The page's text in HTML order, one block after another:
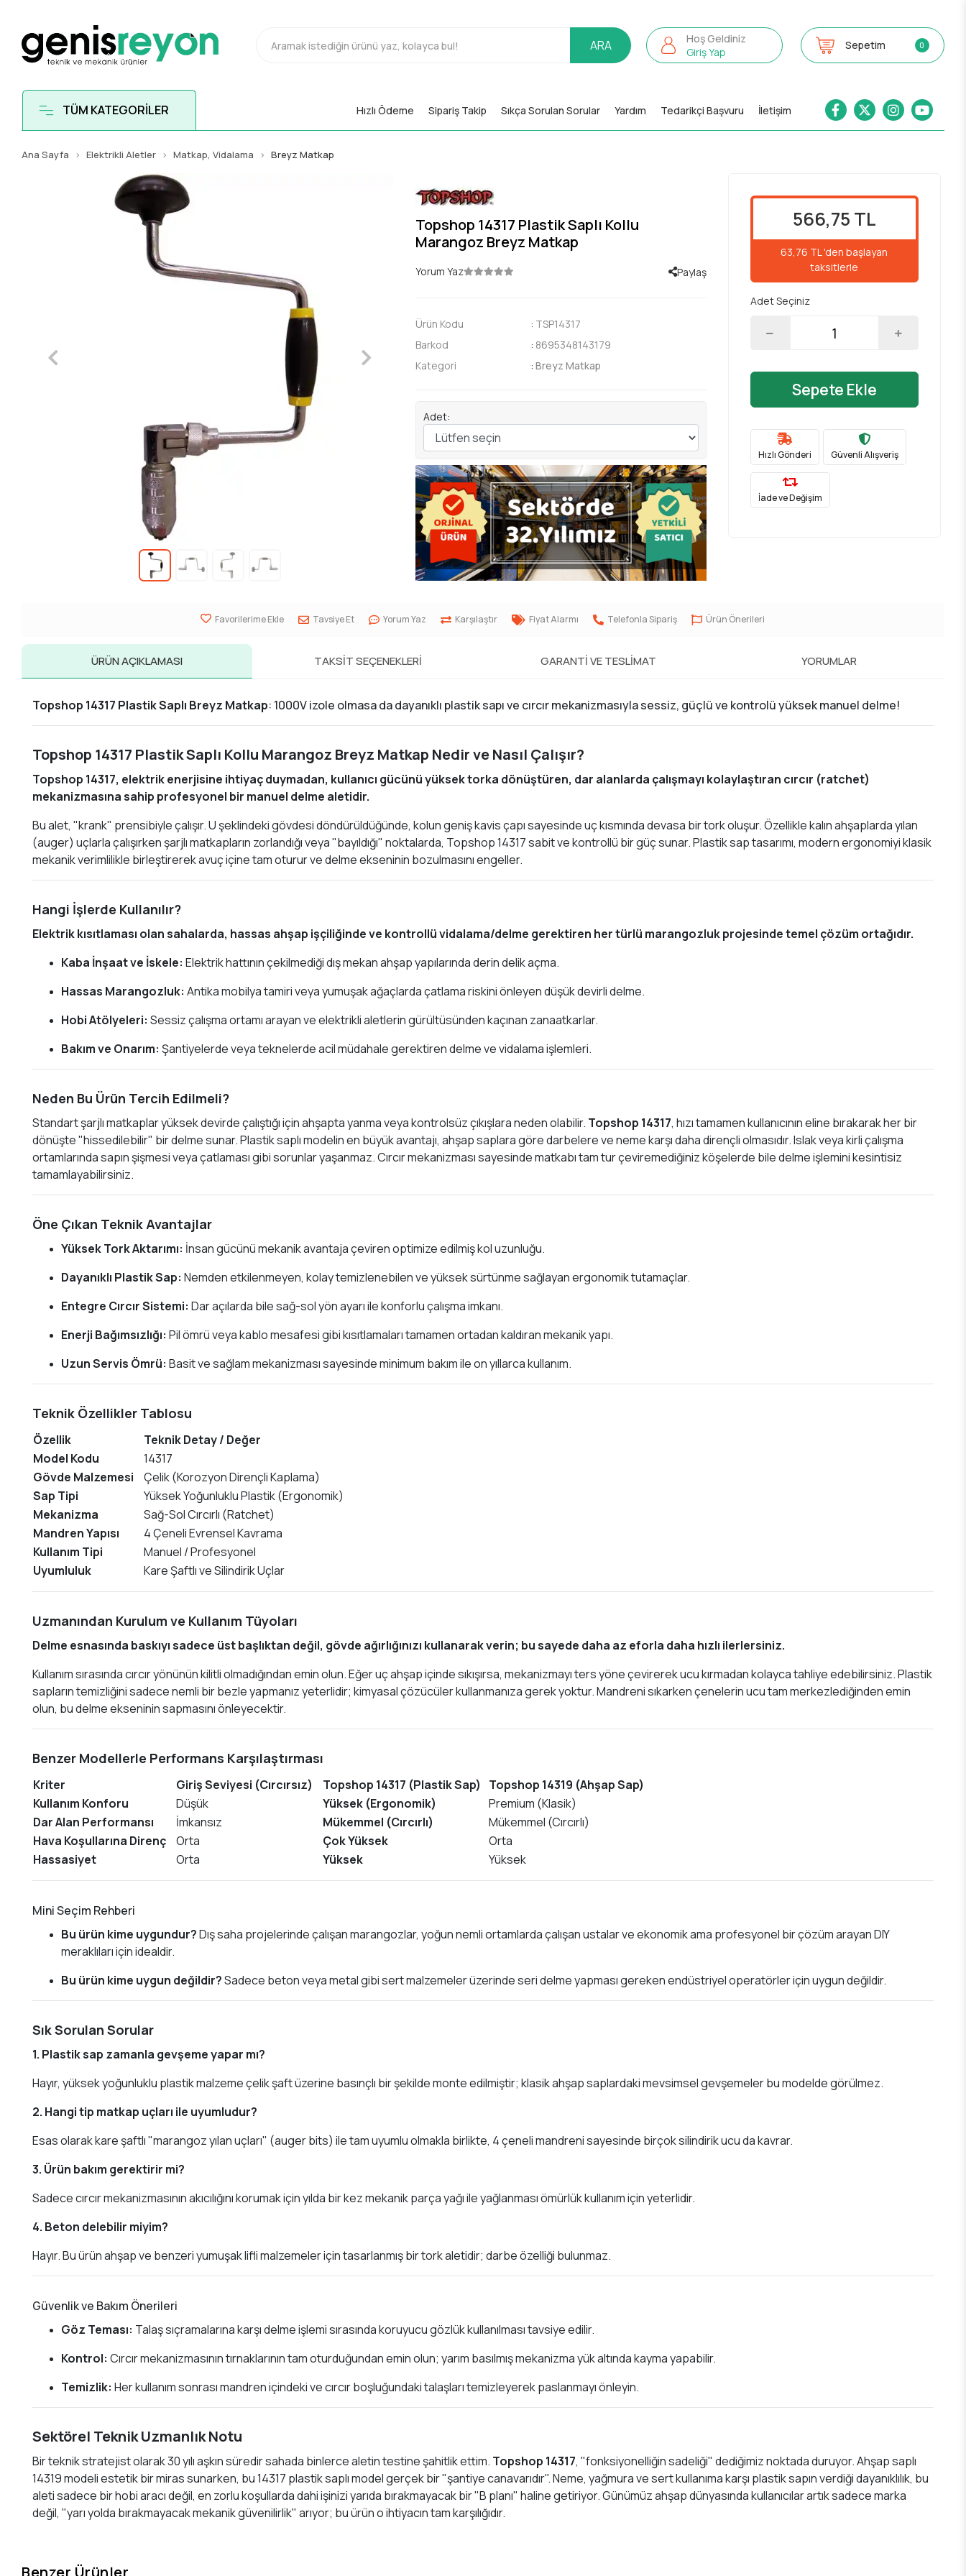
ARA
Hoş Geldiniz
Giriş Yap
Sepetim 0
TÜM KATEGORİLER Hızlı Ödeme Sipariş Takip Sıkça Sorulan Sorular Yardım Tedarikçi Başvuru İletişim
Ana Sayfa Elektrikli Aletler Matkap, Vidalama Breyz Matkap
Topshop 14317 Plastik Saplı Kollu
Marangoz Breyz Matkap
Yorum Yaz Paylaş
Ürün Kodu : TSP14317
Barkod
: 8695348143179
Kategori
:Breyz Matkap
Adet:
566,75 TL
63,76 TL 'den başlayan
taksitlerle
Adet Seçiniz
Sepete Ekle
Hızlı Gönderi Güvenli Alışveriş
İade ve Değişim
Favorilerime Ekle Tavsiye Et Yorum Yaz Karşılaştır Fiyat Alarmı Telefonla Sipariş Ürün Önerileri
ÜRÜN AÇIKLAMASI TAKSIT SEÇENEKLERI GARANTI VE TESLIMAT YORUMLAR
Topshop 14317 Plastik Saplı Breyz Matkap: 1000V izole olmasa da dayanıklı plastik sapı ve cırcır mekanizmasıyla sessiz, güçlü ve kontrolü yüksek manuel delme!
Topshop 14317 Plastik Saplı Kollu Marangoz Breyz Matkap Nedir ve Nasıl Çalışır?
Topshop 14317, elektrik enerjisine ihtiyaç duymadan, kullanıcı gücünü yüksek torka dönüştüren, dar alanlarda çalışmayı kolaylaştıran cırcır (ratchet)
mekanizmasına sahip profesyonel bir manuel delme aletidir.
Bu alet, "krank" prensibiyle çalışır. U şeklindeki gövdesi döndürüldüğünde, kolun geniş kavis çapı sayesinde uç kısmında devasa bir tork oluşur. Özellikle kalın ahşaplarda yılan
(auger) uçlarla çalışırken şarjlı matkapların zorlandığı veya "bayıldığı" noktalarda, Topshop 14317 sabit ve kontrollü bir güç sunar. Plastik sap tasarımı, modern ergonomiyi klasik
mekanik verimlilikle birleştirerek avuç içine tam oturur ve delme ekseninin bozulmasını engeller.
Hangi İşlerde Kullanılır?
Elektrik kısıtlaması olan sahalarda, hassas ahşap işçiliğinde ve kontrollü vidalama/delme gerektiren her türlü marangozluk projesinde temel çözüm ortağıdır.
Kaba İnşaat ve İskele: Elektrik hattının çekilmediği dış mekan ahşap yapılarında derin delik açma.
Hassas Marangozluk: Antika mobilya tamiri veya yumuşak ağaçlarda çatlama riskini önleyen düşük devirli delme.
Hobi Atölyeleri: Sessiz çalışma ortamı arayan ve elektrikli aletlerin gürültüsünden kaçınan zanaatkarlar.
Bakım ve Onarım: Şantiyelerde veya teknelerde acil müdahale gerektiren delme ve vidalama işlemleri.
Neden Bu Ürün Tercih Edilmeli?
Standart şarjlı matkaplar yüksek devirde çalıştığı için ahşapta yanma veya kontrolsüz çıkışlara neden olabilir. Topshop 14317, hızı tamamen kullanıcının eline bırakarak her bir
dönüşte "hissedilebilir" bir delme sunar. Plastik saplı modelin en büyük avantajı, ahşap saplara göre darbelere ve neme karşı daha dirençli olmasıdır. Islak veya kirli çalışma
ortamlarında sapın şişmesi veya çatlaması gibi sorunlar yaşanmaz. Cırcır mekanizması sayesinde matkabı tam tur çeviremediğiniz köşelerde bile delme işlemini kesintisiz
tamamlayabilirsiniz.
Öne Çıkan Teknik Avantajlar
Yüksek Tork Aktarımı: İnsan gücünü mekanik avantaja çeviren optimize edilmiş kol uzunluğu.
Dayanıklı Plastik Sap: Nemden etkilenmeyen, kolay temizlenebilen ve yüksek sürtünme sağlayan ergonomik tutamaçlar.
Entegre Cırcır Sistemi: Dar açılarda bile sağ-sol yön ayarı ile konforlu çalışma imkanı.
Enerji Bağımsızlığı: Pil ömrü veya kablo mesafesi gibi kısıtlamaları tamamen ortadan kaldıran mekanik yapı.
Uzun Servis Ömrü: Basit ve sağlam mekanizması sayesinde minimum bakım ile on yıllarca kullanım.
Teknik Özellikler Tablosu
Özellik
Teknik Detay / Değer
Model Kodu
14317
Gövde Malzemesi Çelik (Korozyon Dirençli Kaplama)
Sap Tipi
Yüksek Yoğunluklu Plastik (Ergonomik)
Mekanizma
Sağ-Sol Cırcırlı (Ratchet)
Mandren Yapısı
4 Çeneli Evrensel Kavrama
Kullanım Tipi
Manuel / Profesyonel
Uyumluluk
Kare Şaftlı ve Silindirik Uçlar
Uzmanından Kurulum ve Kullanım Tüyoları
Delme esnasında baskıyı sadece üst başlıktan değil, gövde ağırlığınızı kullanarak verin; bu sayede daha az eforla daha hızlı ilerlersiniz.
Kullanım sırasında cırcır yönünün kilitli olmadığından emin olun. Eğer uç ahşap içinde sıkışırsa, mekanizmayı ters yöne çevirerek ucu kırmadan kolayca tahliye edebilirsiniz. Plastik
sapların temizliğini sadece nemli bir bezle yapmanız yeterlidir; kimyasal çözücüler kullanmanıza gerek yoktur. Mandreni sıkarken çenelerin ucu tam merkezlediğinden emin
olun, bu delme ekseninin sapmasını önleyecektir.
Benzer Modellerle Performans Karşılaştırması
Kriter Giriş Seviyesi (Cırcırsız) Topshop 14317 (Plastik Sap)
Topshop 14319 (Ahşap Sap)
Kullanım Konforu
Düşük Yüksek (Ergonomik)
Premium (Klasik)
Dar Alan Performansı
İmkansız Mükemmel (Cırcırlı)
Mükemmel (Cırcırlı)
Hava Koşullarına Direnç Orta Çok Yüksek
Orta
Hassasiyet
Orta Yüksek Yüksek
Mini Seçim Rehberi
Bu ürün kime uygundur?Dış saha projelerinde çalışan marangozlar, yoğun nemli ortamlarda çalışan ustalar ve ekonomik ama profesyonel bir çözüm arayan DIY
meraklıları için idealdir.
Bu ürün kime uygun değildir?Sadece beton veya metal gibi sert malzemeler üzerinde seri delme yapması gereken endüstriyel operatörler için uygun değildir.
Sık Sorulan Sorular
1. Plastik sap zamanla gevşeme yapar mı?
Hayır, yüksek yoğunluklu plastik malzeme çelik şaft üzerine basınçlı bir şekilde monte edilmiştir; klasik ahşap saplardaki mevsimsel gevşemeler bu modelde görülmez.
2. Hangi tip matkap uçları ile uyumludur?
Esas olarak kare şaftlı "marangoz yılan uçları" (auger bits) ile tam uyumlu olmakla birlikte, 4 çeneli mandreni sayesinde birçok silindirik ucu da kavrar.
3. Ürün bakım gerektirir mi?
Sadece cırcır mekanizmasının akıcılığını korumak için yılda bir kez mekanik parça yağı ile yağlanması ömürlük kullanım için yeterlidir.
4. Beton delebilir miyim?
Hayır. Bu ürün ahşap ve benzeri yumuşak lifli malzemeler için tasarlanmış bir tork aletidir; darbe özelliği bulunmaz.
Güvenlik ve Bakım Önerileri
Göz Teması: Talaş sıçramalarına karşı delme işlemi sırasında koruyucu gözlük kullanılması tavsiye edilir.
Kontrol: Cırcır mekanizmasının tırnaklarının tam oturduğundan emin olun; yarım basılmış mekanizma yük altında kayma yapabilir.
Temizlik: Her kullanım sonrası mandren içindeki ve cırcır boşluğundaki talaşları temizleyerek paslanmayı önleyin.
Sektörel Teknik Uzmanlık Notu
Bir teknik stratejist olarak 30 yılı aşkın süredir sahada binlerce aletin testine şahitlik ettim. Topshop 14317, "fonksiyonelliğin sadeliği" dediğimiz noktada duruyor. Ahşap saplı
14319 modeli estetik bir miras sunarken, bu 14317 plastik saplı model gerçek bir "şantiye canavarıdır". Neme, yağmura ve sert kullanıma karşı plastik sapın verdiği dayanıklılık, bu
aleti sadece bir hobi aracı değil, en zorlu koşullarda dahi işinizi yarıda bırakmayacak bir "B planı" haline getiriyor. Günümüz ahşap dünyasında kullanıcılar artık sadece marka
değil, "yarı yolda bırakmayacak mekanik güvenilirlik" arıyor; bu ürün o ihtiyacın tam karşılığıdır.
Benzer Ürünler